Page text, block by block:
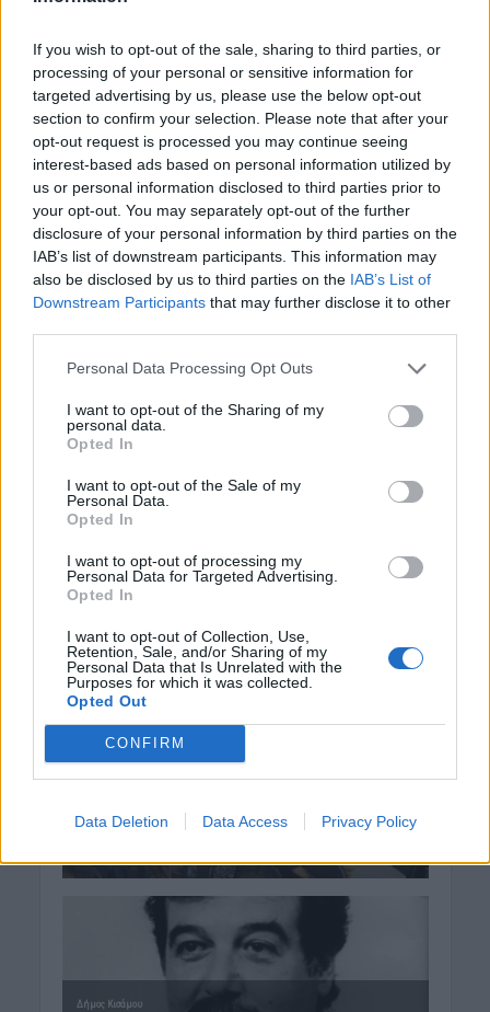
If you wish to opt-out of the sale, sharing to third parties, or
processing of your personal or sensitive information for
targeted advertising by us, please use the below opt-out
section to confirm your selection. Please note that after your
opt-out request is processed you may continue seeing
interest-based ads based on personal information utilized by
us or personal information disclosed to third parties prior to
your opt-out. You may separately opt-out of the further
disclosure of your personal information by third parties on the
IAB’s list of downstream participants. This information may
also be disclosed by us to third parties on the IAB’s List of
Downstream Participants that may further disclose it to other
Personal Data Processing Opt Outs
I want to opt-out of the Sharing of my
personal data.
Opted In
I want to opt-out of the Sale of my
Personal Data.
Opted In
I want to opt-out of processing my
Personal Data for Targeted Advertising.
Opted In
I want to opt-out of Collection, Use,
Retention, Sale, and/or Sharing of my
Personal Data that Is Unrelated with the
Purposes for which it was collected.
Opted Out
CONFIRM
Data Deletion Data Access Privacy Policy
Δημοφιλή αυτή την εβδομάδα